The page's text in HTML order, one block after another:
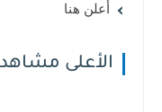
أعلن هنا
الأعلى